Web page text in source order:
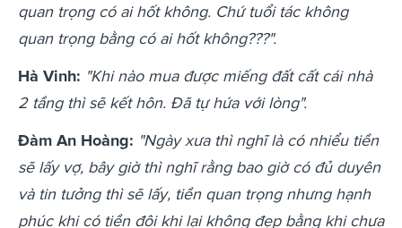
quan trọng có ai hốt không. Chứ tuổi tác không
quan trọng bằng có ai hốt không???".
Hà Vinh: "Khi nào mua được miếng đất cất cái nhà
2 tầng thì sẽ kết hôn. Đã tự hứa với lòng".
Đàm An Hoàng: "Ngày xưa thì nghĩ là có nhiểu tiền
sẽ lấy vợ, bây giờ thì nghĩ rằng bao giờ có đủ duyên
và tin tưởng thì sẽ lấy, tiền quan trọng nhưng hạnh
phúc khi có tiền đôi khi lại không đẹp bằng khi chưa